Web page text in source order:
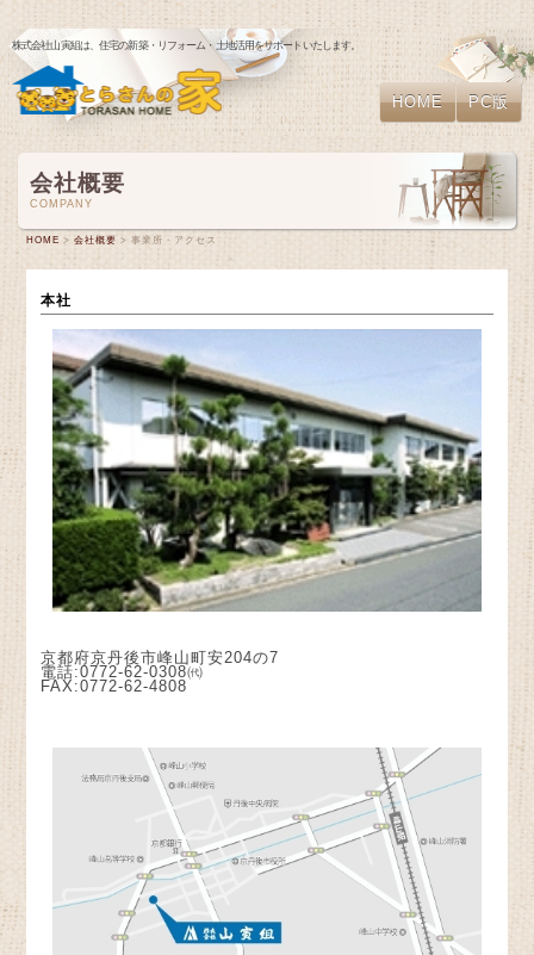
株式会社山寅組は、住宅の新築・リフォーム・土地活用をサポートいたします。
HOME PC版
会社概要
COMPANY
HOME >会社概要 > 事業所・アクセス
本社
京都府京丹後市峰山町安204の7
電話:0772-62-0308㈹
FAX:0772-62-4808